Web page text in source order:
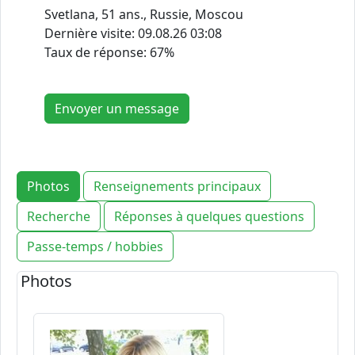
Svetlana, 51 ans., Russie, Moscou
Dernière visite: 09.08.26 03:08
Taux de réponse: 67%
Envoyer un message
Photos
Renseignements principaux
Recherche
Réponses à quelques questions
Passe-temps / hobbies
Photos